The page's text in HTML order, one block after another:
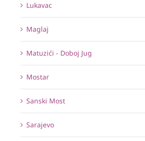
Lukavac
Maglaj
Matuzići - Doboj Jug
Mostar
Sanski Most
Sarajevo